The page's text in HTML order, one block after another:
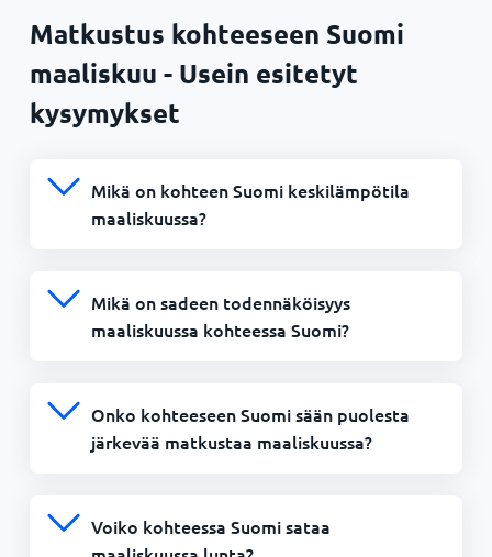
Matkustus kohteeseen Suomi
maaliskuu - Usein esitetyt
kysymykset
Mikä on kohteen Suomi keskilämpötila
maaliskuussa?
Mikä on sadeen todennäköisyys
maaliskuussa kohteessa Suomi?
Onko kohteeseen Suomi sään puolesta
järkevää matkustaa maaliskuussa?
Voiko kohteessa Suomi sataa